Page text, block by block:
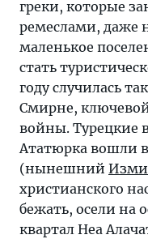
греки, которые
ремеслами, даже
маленькое
стать
году случилась
Смирне,
войны. Турецкие
Ататюрка вошли
(нынешний
христианского
бежать, осели на
квартал Неа